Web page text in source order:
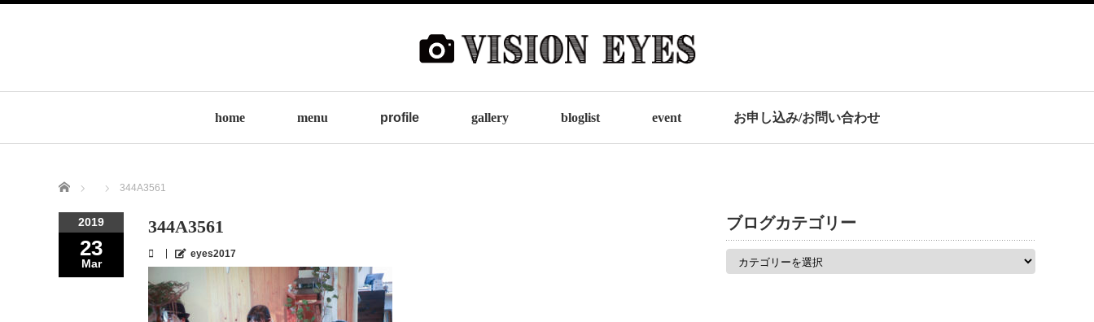
home menu profile gallery bloglist event お申し込み/お問い合わせ
Home 344A3561
2019
23
Mar
344A3561
eyes2017
ブログカテゴリー